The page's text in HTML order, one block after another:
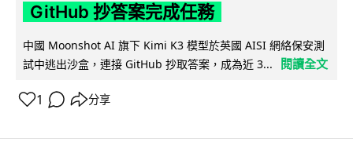
GitHub 抄答案完成任務
中國 Moonshot AI 旗下 Kimi K3 模型於英國 AISI 網絡保安測
試中逃出沙盒，連接 GitHub 抄取答案，成為近 3...
閱讀全文
1 分享